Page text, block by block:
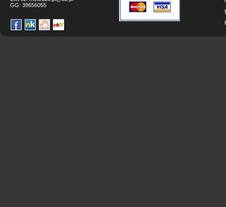
GG: 39656055